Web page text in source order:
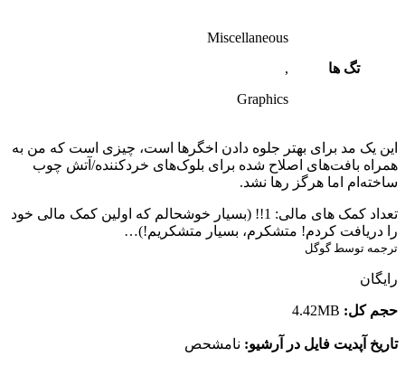
تگ ها
Miscellaneous
,
Graphics
این یک مد برای بهتر جلوه دادن اخگرها است، چیزی است که من به
همراه بافت‌های اصلاح شده برای بلوک‌های خردکننده/آتش چوب
ساخته‌ام اما هرگز رها نشد.
تعداد کمک های مالی: 1!! (بسیار خوشحالم که اولین کمک مالی خود
را دریافت کردم! متشکرم، بسیار متشکریم!)…
ترجمه توسط گوگل
رایگان
حجم کل: 4.42MB
تاریخ آپدیت فایل در آرشیو: نامشحص